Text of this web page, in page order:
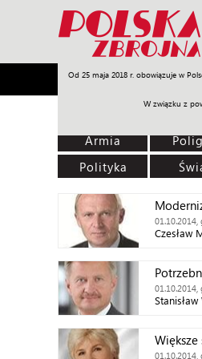
Od 25 maja 2018 r. obowiązuje w
W związku z
Armia Poligon Sprzęt
Armia
Polityka
01.10.2014,
Czesław
01.10.2014,
01.10.2014,